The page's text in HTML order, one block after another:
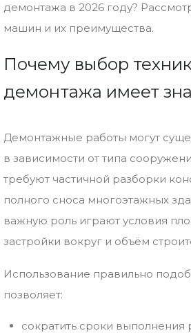
демонтажа в 2026 году?
машин и их преимущества.
Почему выбор
демонтажа имеет
Демонтажные работы могут
в зависимости от типа
требуют частичной разборки
полного сноса многоэтажных
важную роль играют условия
застройки вокруг и объём
Использование правильно
позволяет:
сократить сроки выполнения